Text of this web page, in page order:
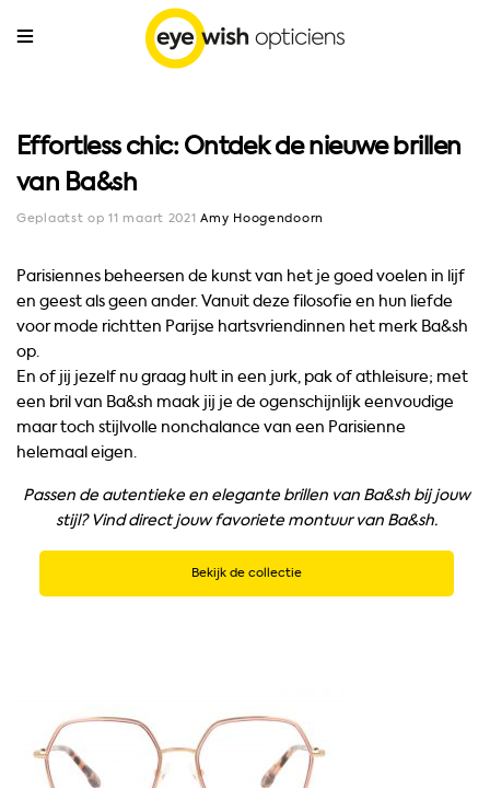
Effortless chic: Ontdek de nieuwe brillen
van Ba&sh
Geplaatst op 11 maart 2021 Amy Hoogendoorn
Parisiennes beheersen de kunst van het je goed voelen in lijf
en geest als geen ander.Vanuit deze filosofie en hun liefde
voor mode richtten Parijse hartsvriendinnen het merk Ba&sh
op.
En of jij jezelf nu graag hult in een jurk, pak of athleisure; met
een bril van Ba&sh maak jij je de ogenschijnlijk eenvoudige
maar toch stijlvolle nonchalance van een Parisienne
helemaal eigen.
Passen de autentieke en elegante brillen van Ba&sh bij jouw
stijl? Vind direct jouw favoriete montuur van Ba&sh.
Bekijk de collectie